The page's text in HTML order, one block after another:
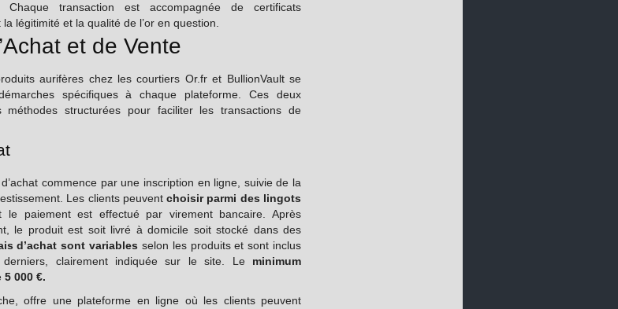
Chaque transaction est accompagnée de certificats
légitimité et la qualité de l’or en question.
et de Vente
aurifères chez les courtiers Or.fr et BullionVault se
spécifiques à chaque plateforme. Ces deux
méthodes structurées pour faciliter les transactions de
commence par une inscription en ligne, suivie de la
Les clients peuventchoisir parmi des lingots
le paiement est effectué par virement bancaire. Après
le produit est soit livré à domicile soit stocké dans des
d’achat sont variables selon les produits et sont inclus
clairement indiquée sur le site. Le minimum
5 000 €.
offre une plateforme en ligne où les clients peuvent